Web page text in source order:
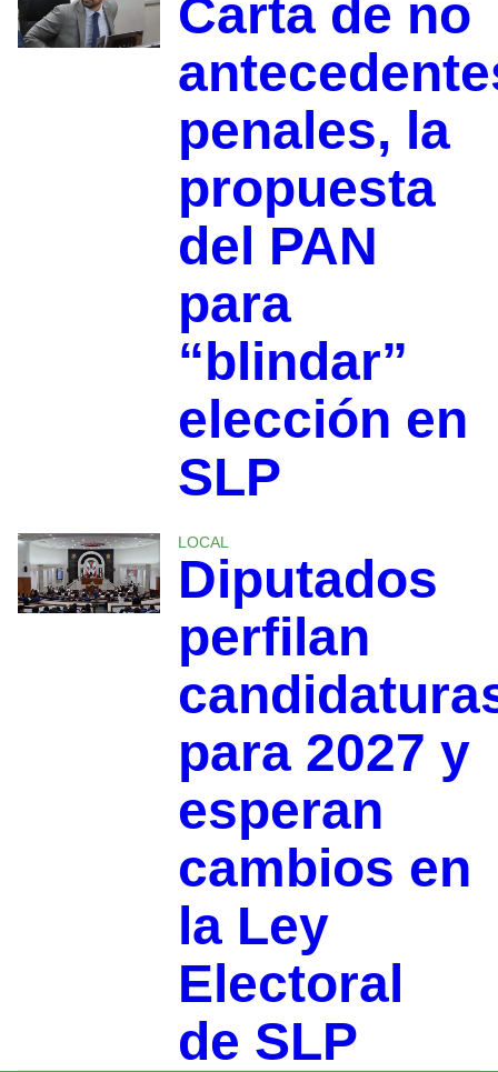
Carta de no
penales, la
propuesta
del PAN
para
“blindar”
elección en
SLP
LOCAL
Diputados
perfilan
para 2027 y
esperan
cambios en
la Ley
Electoral
de SLP